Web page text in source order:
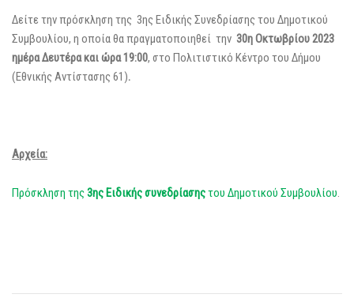
Δείτε την πρόσκληση της 3ης Ειδικής Συνεδρίασης του Δημοτικού
Συμβουλίου, η οποία θα πραγματοποιηθεί την 30η Οκτωβρίου 2023
ημέρα Δευτέρα και ώρα 19:00, στο Πολιτιστικό Κέντρο του Δήμου
(Εθνικής Αντίστασης 61).
Αρχεία:
Πρόσκληση της3ης Ειδικήςσυνεδρίασηςτου Δημοτικού Συμβουλίου.